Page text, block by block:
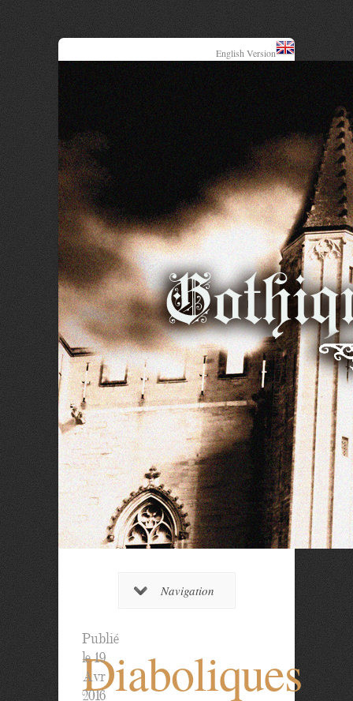
English Version
Navigation
Diaboliques
Publié
le 19
Avr
2016